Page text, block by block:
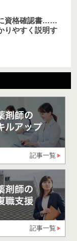
資格確認書……
りやすく説明す
記事一覧
記事一覧